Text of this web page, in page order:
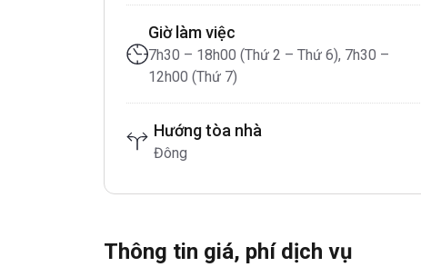
Giờ làm việc
7h30 – 18h00 (Thứ 2 – Thứ 6), 7h30 –
12h00 (Thứ 7)
Hướng tòa nhà
Đông
Thông tin giá, phí dịch vụ